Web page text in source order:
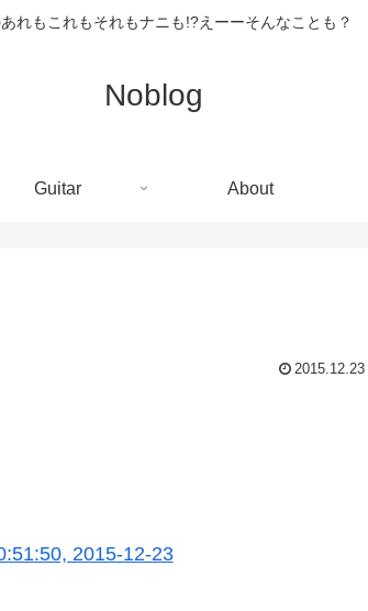
れもこれもそれもナニも!?えーーそんなことも？
Noblog
Guitar About
2015.12.23
2015-12-23